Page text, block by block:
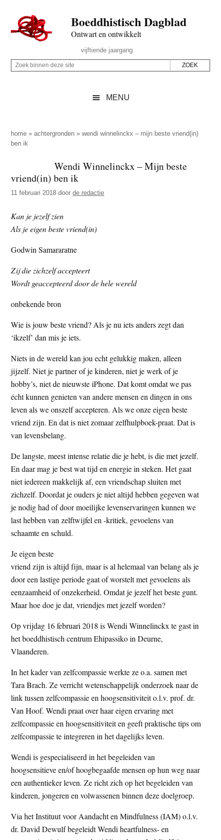
naar
de
inhoud
secondary
naar
de
sidebar
naar
de
Boeddhistisch Dagblad
Ontwart en ontwikkelt
Rechts
vijftiende jaargang
Z
p
d
z
e
i
t
e
Z
i
n
n
d
z
e
s
t
e
MENU
home »achtergronden »wendi winnelinckx – mijn beste vriend(in)
ben ik
Wendi Winnelinckx – Mijn beste
vriend(in) ben ik
11 februari 2018 doorde redactie
Kan je jezelf zien
Als je eigen beste vriend(in)
Godwin Samararatne
Zij die zichzelf accepteert
Wordt geaccepteerd door de hele wereld
onbekende bron
Wie is jouw beste vriend? Als je nu iets anders zegt dan
‘ikzelf’ dan mis je iets.
Niets in de wereld kan jou echt gelukkig maken, alleen
jijzelf. Niet je partner of je kinderen, niet je werk of je
hobby’s, niet de nieuwste iPhone. Dat komt omdat we pas
écht kunnen genieten van andere mensen en dingen in ons
leven als we onszelf accepteren. Als we onze eigen beste
vriend zijn. En dat is niet zomaar zelfhulpboek-praat. Dat is
van levensbelang.
De langste, meest intense relatie die je hebt, is die met jezelf.
En daar mag je best wat tijd en energie in steken. Het gaat
niet iedereen makkelijk af, een vriendschap sluiten met
zichzelf. Doordat je ouders je niet altijd hebben gegeven wat
je nodig had of door moeilijke levenservaringen kunnen we
last hebben van zelftwijfel en -kritiek, gevoelens van
schaamte en schuld.
Je eigen beste
vriend zijn is altijd fijn, maar is al helemaal van belang als je
door een lastige periode gaat of worstelt met gevoelens als
eenzaamheid of onzekerheid. Omdat je jezelf het beste gunt.
Maar hoe doe je dat, vriendjes met jezelf worden?
Op vrijdag 16 februari 2018 is Wendi Winnelinckx te gast in
het boeddhistisch centrum Ehipassiko in Deurne,
Vlaanderen.
In het kader van zelfcompassie werkte ze o.a. samen met
Tara Brach. Ze verricht wetenschappelijk onderzoek naar de
link tussen zelfcompassie en hoogsensitiviteit o.l.v. prof. dr.
Van Hoof. Wendi praat over haar eigen ervaring met
zelfcompassie en hoogsensitiviteit en geeft praktische tips om
zelfcompassie te integreren in het dagelijks leven.
Wendi is gespecialiseerd in het begeleiden van
hoogsensitieve en/of hoogbegaafde mensen op hun weg naar
een authentieker leven. Ze richt zich op het begeleiden van
kinderen, jongeren en volwassenen binnen deze doelgroep.
Via het Instituut voor Aandacht en Mindfulness (IAM) o.l.v.
dr. David Dewulf begeleidt Wendi heartfulness- en